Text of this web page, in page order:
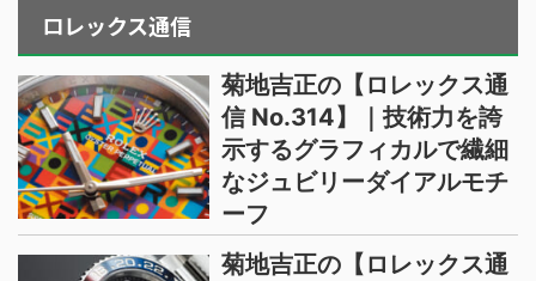
ロレックス通信
菊地吉正の【ロレックス通
信 No.314】｜技術力を誇
示するグラフィカルで繊細
なジュビリーダイアルモチ
ーフ
菊地吉正の【ロレックス通